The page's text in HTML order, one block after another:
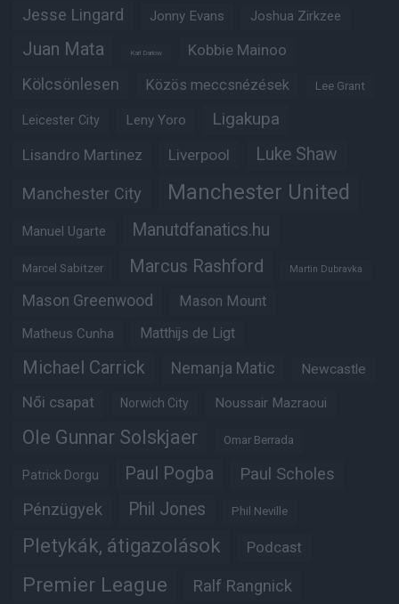
Jesse Lingard Jonny Evans Joshua Zirkzee
Juan Mata Karl Darlow Kobbie Mainoo
Kölcsönlesen Közös meccsnézések Lee Grant
Leicester City Leny Yoro Ligakupa
Lisandro Martinez Liverpool Luke Shaw
Manchester City Manchester United
Manuel Ugarte Manutdfanatics.hu
Marcel Sabitzer Marcus Rashford Martin Dubravka
Mason Greenwood Mason Mount
Matheus Cunha Matthijs de Ligt
Michael Carrick Nemanja Matic Newcastle
Női csapat Norwich City Noussair Mazraoui
Ole Gunnar Solskjaer Omar Berrada
Patrick Dorgu Paul Pogba Paul Scholes
Pénzügyek Phil Jones Phil Neville
Pletykák, átigazolások Podcast
Premier League Ralf Rangnick